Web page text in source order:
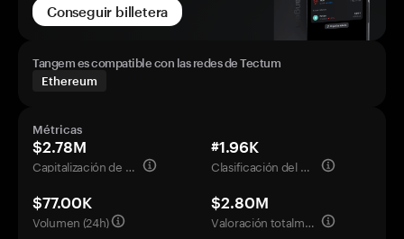
Conseguir billetera
Tangem es compatible con las redes de Tectum
Ethereum
Métricas
$2.78M
Capitalización de mercado
#1.96K
Clasificación del mercado
$77.00K
Volumen (24h)
$2.80M
Valoración totalmente diluida